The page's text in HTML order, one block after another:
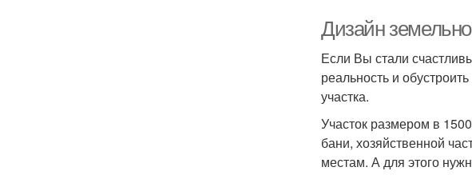
Дизайн
Если Вы стали
реальность и
участка.
Участок размером в
бани, хозяйственной
местам. А для этого